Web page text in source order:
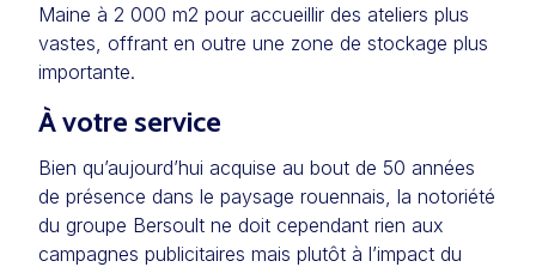
Maine à 2 000 m2 pour accueillir des ateliers plus
vastes, offrant en outre une zone de stockage plus
importante.
À votre service
Bien qu’aujourd’hui acquise au bout de 50 années
de présence dans le paysage rouennais, la notoriété
du groupe Bersoult ne doit cependant rien aux
campagnes publicitaires mais plutôt à l’impact du